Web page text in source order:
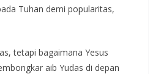
Tuhan demi popularitas,
tetapi bagaimana Yesus
aib Yudas di depan